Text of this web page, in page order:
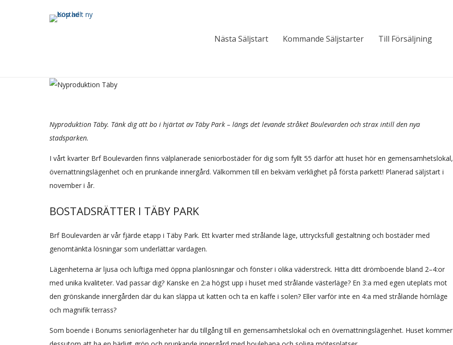
Nästa Säljstart Kommande Säljstarter Till Försäljning
Nyproduktion Täby. Tänk dig att bo i hjärtat av Täby Park – längs det levande stråket Boulevarden och strax intill den nya
stadsparken.
I vårt kvarter Brf Boulevarden finns välplanerade seniorbostäder för dig som fyllt 55 därför att huset hör en gemensamhetslokal,
övernattningslägenhet och en prunkande innergård. Välkommen till en bekväm verklighet på första parkett! Planerad säljstart i
november i år.
BOSTADSRÄTTER I TÄBY PARK
Brf Boulevarden är vår fjärde etapp i Täby Park. Ett kvarter med strålande läge, uttrycksfull gestaltning och bostäder med
genomtänkta lösningar som underlättar vardagen.
Lägenheterna är ljusa och luftiga med öppna planlösningar och fönster i olika väderstreck. Hitta ditt drömboende bland 2–4:or
med unika kvaliteter. Vad passar dig? Kanske en 2:a högst upp i huset med strålande västerläge? En 3:a med egen uteplats mot
den grönskande innergården där du kan släppa ut katten och ta en kaffe i solen? Eller varför inte en 4:a med strålande hörnläge
och magnifik terrass?
Som boende i Bonums seniorlägenheter har du tillgång till en gemensamhetslokal och en övernattningslägenhet. Huset kommer